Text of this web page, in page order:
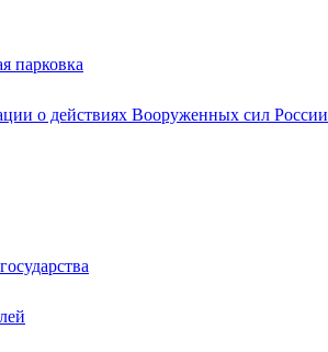
парковка
о действиях Вооруженных сил России